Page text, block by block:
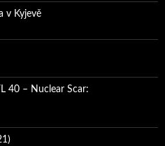
v Kyjevě
– Nuclear Scar: